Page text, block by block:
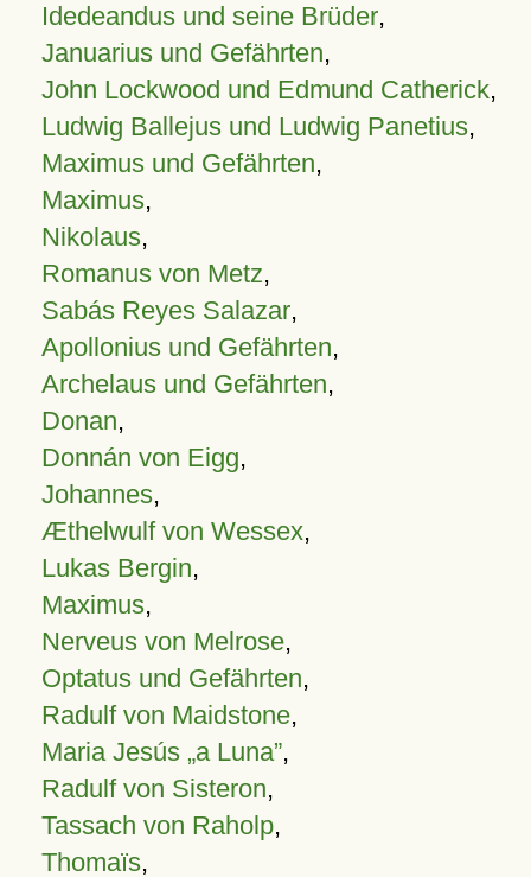
Idedeandus und seine Brüder,
Januarius und Gefährten,
John Lockwood und Edmund Catherick,
Ludwig Ballejus und Ludwig Panetius,
Maximus und Gefährten,
Maximus,
Nikolaus,
Romanus von Metz,
Sabás Reyes Salazar,
Apollonius und Gefährten,
Archelaus und Gefährten,
Donan,
Donnán von Eigg,
Johannes,
Æthelwulf von Wessex,
Lukas Bergin,
Maximus,
Nerveus von Melrose,
Optatus und Gefährten,
Radulf von Maidstone,
Maria Jesús „a Luna”,
Radulf von Sisteron,
Tassach von Raholp,
Thomaïs,